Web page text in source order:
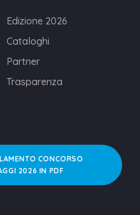
Edizione 2026
Cataloghi
Partner
Trasparenza
CONCORSO
2026 IN PDF